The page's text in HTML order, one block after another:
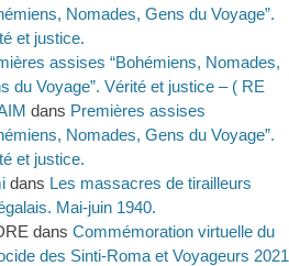
Nomades, Gens du Voyage”.
et justice.
assises “Bohémiens, Nomades,
du Voyage”. Vérité et justice – ( RE
dans Premières assises
Nomades, Gens du Voyage”.
et justice.
dans Les massacres de tirailleurs
Mai-juin 1940.
dans Commémoration virtuelle du
des Sinti-Roma et Voyageurs 2021